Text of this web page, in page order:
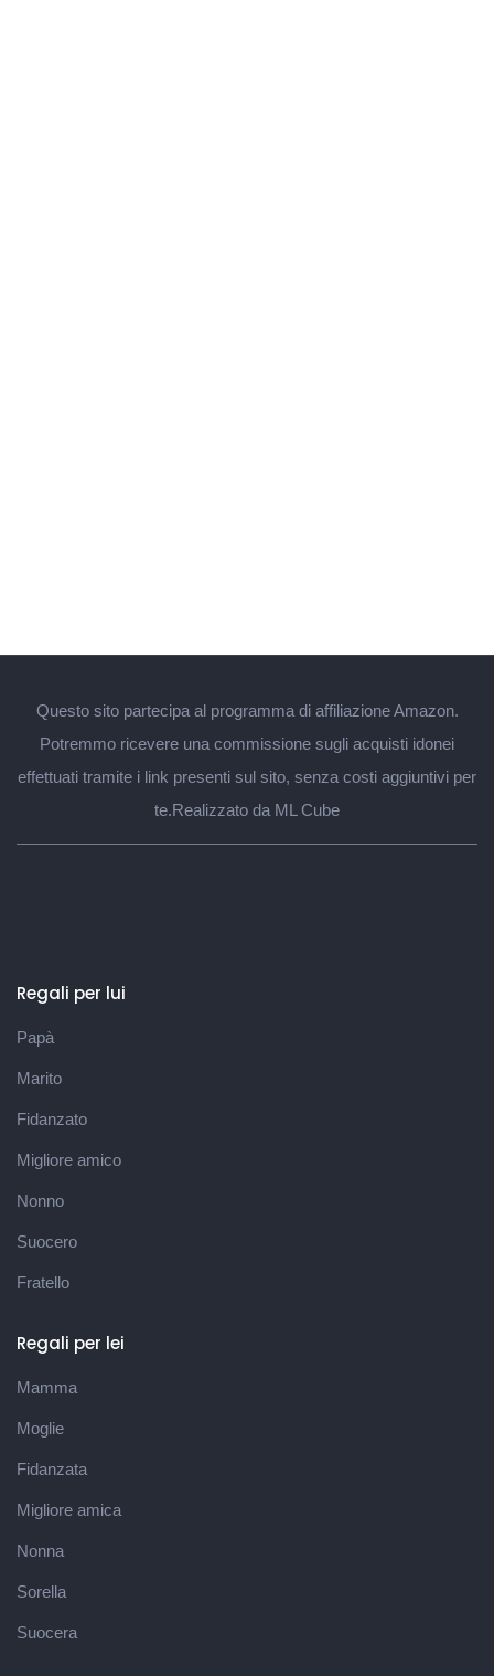
Questo sito partecipa al programma di affiliazione Amazon.
Potremmo ricevere una commissione sugli acquisti idonei
effettuati tramite i link presenti sul sito, senza costi aggiuntivi per
te.Realizzato da ML Cube
Regali per lui
Papà
Marito
Fidanzato
Migliore amico
Nonno
Suocero
Fratello
Regali per lei
Mamma
Moglie
Fidanzata
Migliore amica
Nonna
Sorella
Suocera